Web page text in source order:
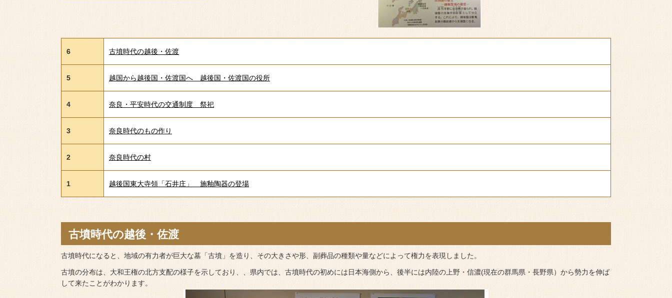
6 古墳時代の越後・佐渡
5 越国から越後国・佐渡国へ 越後国・佐渡国の役所
4 奈良・平安時代の交通制度 祭祀
3 奈良時代のもの作り
2 奈良時代の村
1 越後国東大寺領「石井庄」 施釉陶器の登場
古墳時代の越後・佐渡
古墳時代になると、地域の有力者が巨大な墓「古墳」を造り、その大きさや形、副葬品の種類や量などによって権力を表現しました。
古墳の分布は、大和王権の北方支配の様子を示しており、、県内では、古墳時代の初めには日本海側から、後半には内陸の上野・信濃(現在の群馬県・長野県）から勢力を伸ば
して来たことがわかります。